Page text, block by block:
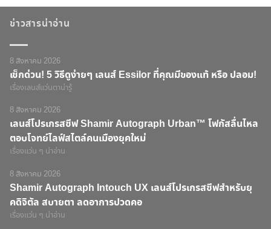
ข่าวสารน่าอ่าน
8 สิงหาคม 2026
เช็กด่วน! 5 วิธีดูง่ายๆ เลนส์ Essilor ที่คุณมีของแท้ หรือ ปลอม!
เรื่องเลนส์แว่นตาน่ารู้
8 สิงหาคม 2026
เลนส์โปรเกรสซีฟ Shamir Autograph Urban™ โฟกัสลื่นไหล
ตอบโจทย์ไลฟ์สไตล์คนเมืองยุคใหม่
เรื่องแว่น ๆ น่าอ่าน
8 สิงหาคม 2026
Shamir Autograph Intouch UX เลนส์โปรเกรสซีฟสำหรับยุ
คดิจิตัล สบายตา ลดอาการปวดคอ
เรื่องแว่น ๆ น่าอ่าน